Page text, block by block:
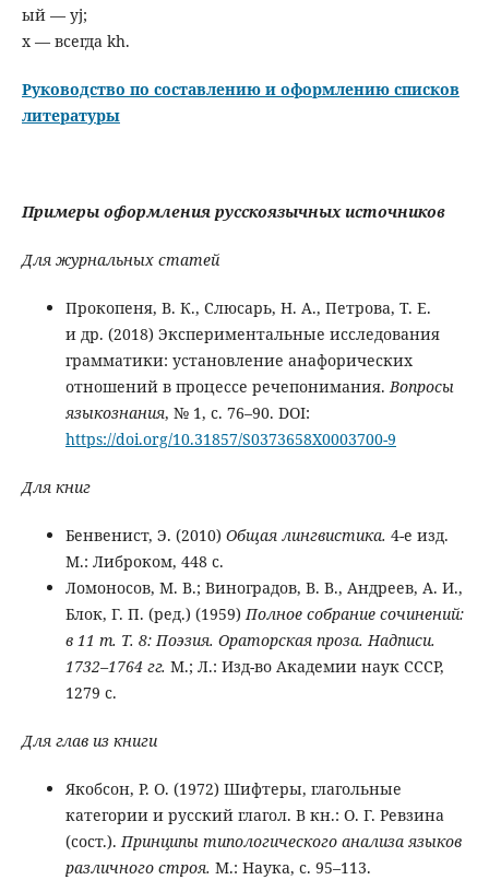
ый — yj;
х — всегда kh.
Руководство по составлению и оформлению списков
литературы
Примеры оформления русскоязычных источников
Для журнальных статей
Прокопеня, В. К., Слюсарь, Н. А., Петрова, Т. Е.
и др. (2018) Экспериментальные исследования
грамматики: установление анафорических
отношений в процессе речепонимания.Вопросы
языкознания, № 1, с. 76–90. DOI:
https://doi.org/10.31857/S0373658X0003700-9
Для книг
Бенвенист, Э. (2010) Общая лингвистика. 4-е изд.
М.: Либроком, 448 с.
Ломоносов, М. В.; Виноградов, В. В., Андреев, А. И.,
Блок, Г. П. (ред.) (1959)Полное собрание сочинений:
в 11 т. Т. 8: Поэзия. Ораторская проза. Надписи.
1732–1764 гг. М.; Л.: Изд-во Академии наук СССР,
1279 с.
Для глав из книги
Якобсон, Р. О. (1972) Шифтеры, глагольные
категории и русский глагол. В кн.: О. Г. Ревзина
(сост.).Принципы типологического анализа языков
различного строя. М.: Наука, с. 95–113.